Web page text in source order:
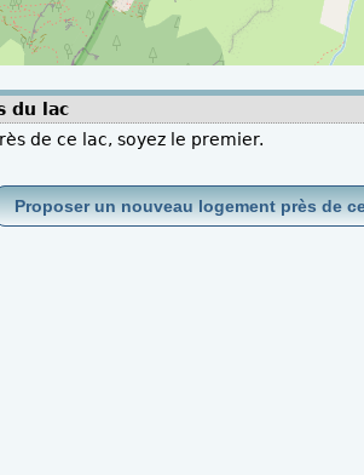
du lac
de ce lac, soyez le premier.
Proposer un nouveau logement près de